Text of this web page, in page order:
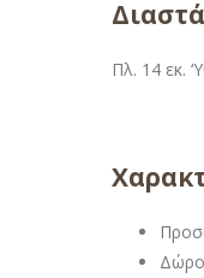
Πλ. 14 εκ.
Δώρο